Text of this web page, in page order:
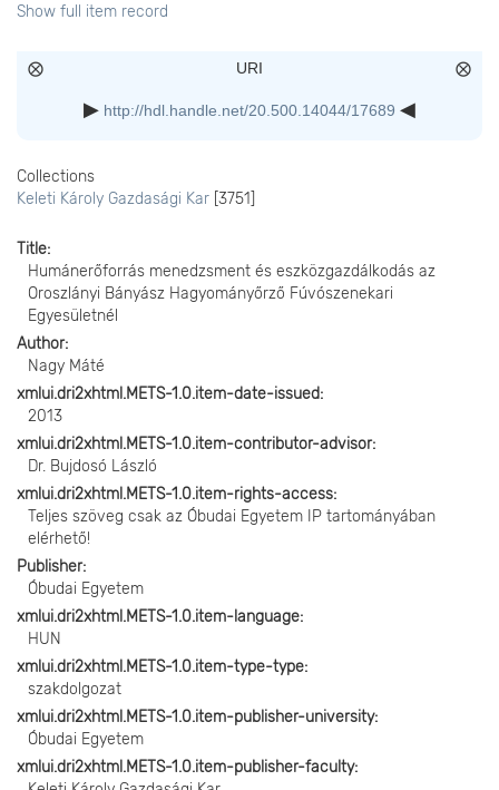
Show full item record
URI
http://hdl.handle.net/20.500.14044/17689
Collections
Keleti Károly Gazdasági Kar [3751]
Title
Humánerőforrás menedzsment és eszközgazdálkodás az
Oroszlányi Bányász Hagyományőrző Fúvószenekari
Egyesületnél
Author
Nagy Máté
xmlui.dri2xhtml.METS-1.0.item-date-issued
2013
xmlui.dri2xhtml.METS-1.0.item-contributor-advisor
Dr. Bujdosó László
xmlui.dri2xhtml.METS-1.0.item-rights-access
Teljes szöveg csak az Óbudai Egyetem IP tartományában
elérhető!
Publisher
Óbudai Egyetem
xmlui.dri2xhtml.METS-1.0.item-language
HUN
xmlui.dri2xhtml.METS-1.0.item-type-type
szakdolgozat
xmlui.dri2xhtml.METS-1.0.item-publisher-university
Óbudai Egyetem
xmlui.dri2xhtml.METS-1.0.item-publisher-faculty